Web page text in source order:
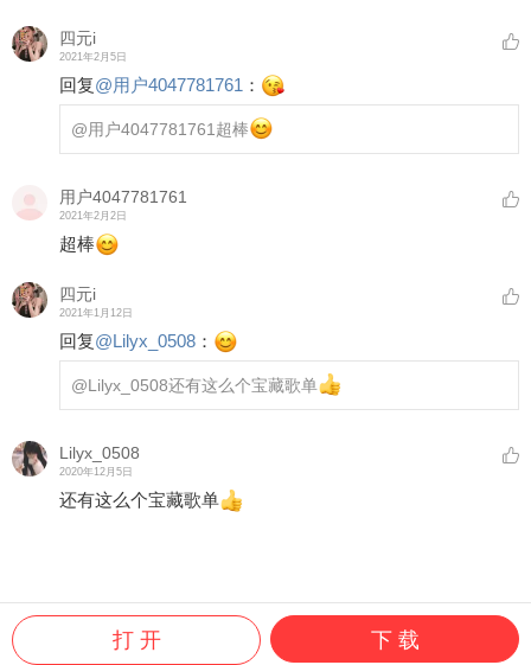
四元i
2021年2月5日
回复@用户4047781761 ：
@用户4047781761超棒
用户4047781761
2021年2月2日
超棒
四元i
2021年1月12日
回复@Lilyx_0508 ：
@Lilyx_0508还有这么个宝藏歌单
Lilyx_0508
2020年12月5日
还有这么个宝藏歌单
打 开 下 载